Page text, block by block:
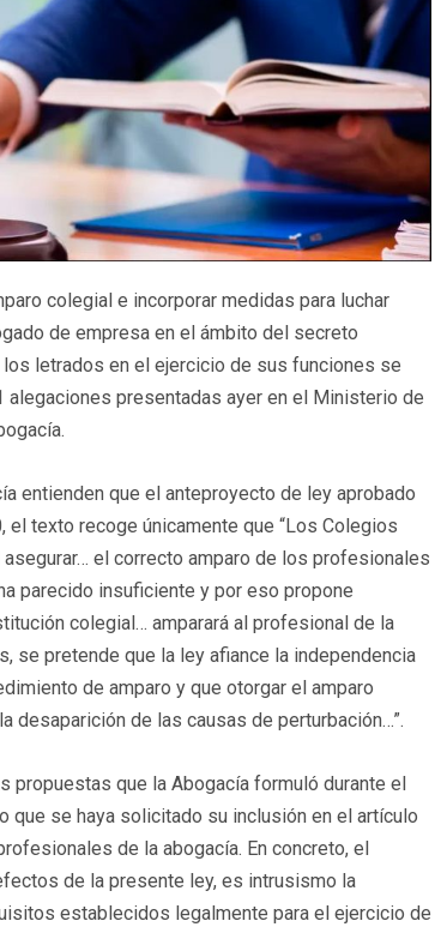
colegial e incorporar medidas para luchar
de empresa en el ámbito del secreto
letrados en el ejercicio de sus funciones se
presentadas ayer en el Ministerio de
entienden que el anteproyecto de ley aprobado
texto recoge únicamente que “Los Colegios
el correcto amparo de los profesionales
parecido insuficiente y por eso propone
colegial… amparará al profesional de la
se pretende que la ley afiance la independencia
de amparo y que otorgar el amparo
desaparición de las causas de perturbación…”.
que la Abogacía formuló durante el
se haya solicitado su inclusión en el artículo
de la abogacía. En concreto, el
de la presente ley, es intrusismo la
establecidos legalmente para el ejercicio de